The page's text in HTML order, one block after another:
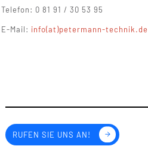
Telefon: 0 81 91 / 30 53 95
E-Mail: info(at)petermann-technik.de
RUFEN SIE UNS AN!